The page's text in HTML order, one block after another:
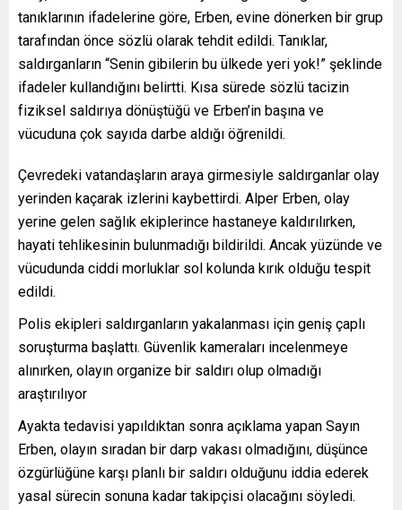
tanıklarının ifadelerine göre, Erben, evine dönerken bir grup
tarafından önce sözlü olarak tehdit edildi. Tanıklar,
saldırganların “Senin gibilerin bu ülkede yeri yok!” şeklinde
ifadeler kullandığını belirtti. Kısa sürede sözlü tacizin
fiziksel saldırıya dönüştüğü ve Erben’in başına ve
vücuduna çok sayıda darbe aldığı öğrenildi.
Çevredeki vatandaşların araya girmesiyle saldırganlar olay
yerinden kaçarak izlerini kaybettirdi. Alper Erben, olay
yerine gelen sağlık ekiplerince hastaneye kaldırılırken,
hayati tehlikesinin bulunmadığı bildirildi. Ancak yüzünde ve
vücudunda ciddi morluklar sol kolunda kırık olduğu tespit
edildi.
Polis ekipleri saldırganların yakalanması için geniş çaplı
soruşturma başlattı. Güvenlik kameraları incelenmeye
alınırken, olayın organize bir saldırı olup olmadığı
araştırılıyor
Ayakta tedavisi yapıldıktan sonra açıklama yapan Sayın
Erben, olayın sıradan bir darp vakası olmadığını, düşünce
özgürlüğüne karşı planlı bir saldırı olduğunu iddia ederek
yasal sürecin sonuna kadar takipçisi olacağını söyledi.